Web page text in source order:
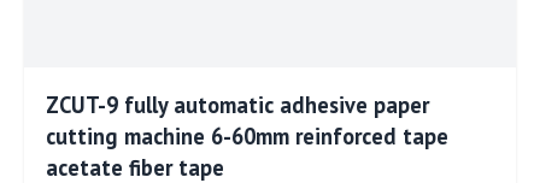
ZCUT-9 fully automatic adhesive paper
cutting machine 6-60mm reinforced tape
acetate fiber tape